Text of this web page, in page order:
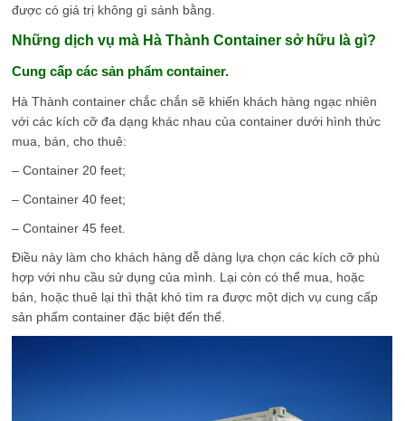
được có giá trị không gì sánh bằng.
Những dịch vụ mà Hà Thành Container sở hữu là gì?
Cung cấp các sản phẩm container.
Hà Thành container chắc chắn sẽ khiến khách hàng ngạc nhiên
với các kích cỡ đa dạng khác nhau của container dưới hình thức
mua, bán, cho thuê:
– Container 20 feet;
– Container 40 feet;
– Container 45 feet.
Điều này làm cho khách hàng dễ dàng lựa chọn các kích cỡ phù
hợp với nhu cầu sử dụng của mình. Lại còn có thể mua, hoặc
bán, hoặc thuê lại thì thật khó tìm ra được một dịch vụ cung cấp
sản phẩm container đặc biệt đến thế.